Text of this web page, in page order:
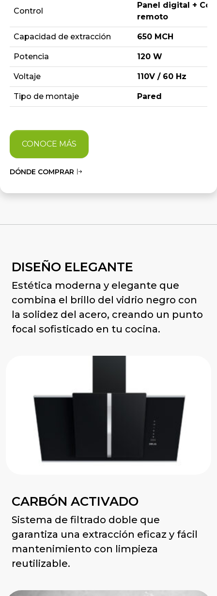
Control
Panel digital +
remoto
Capacidad de extracción 650 MCH
Potencia 120 W
Voltaje 110V / 60 Hz
Tipo de montaje Pared
CONOCE MÁS
DÓNDE COMPRAR
DISEÑO ELEGANTE
Estética moderna y elegante que
combina el brillo del vidrio negro con
la solidez del acero, creando un punto
focal sofisticado en tu cocina.
CARBÓN ACTIVADO
Sistema de filtrado doble que
garantiza una extracción eficaz y fácil
mantenimiento con limpieza
reutilizable.